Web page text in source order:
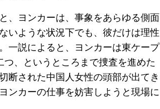
、ヨンカーは、事象をあらゆる側面
いような状況下でも、彼だけは理性
一説によると、ヨンカーは東ケープ
、というところまで捜査を進めた
断された中国人女性の頭部が出てき
ンカーの仕事を妨害しようと現場に